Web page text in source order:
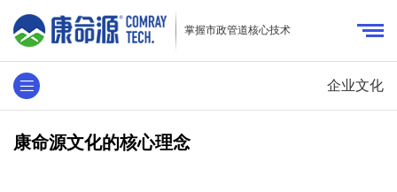
掌握市政管道核心技术
企业文化
康命源文化的核心理念